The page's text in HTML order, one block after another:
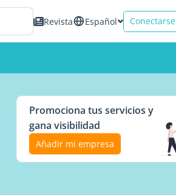
Revista Español Conectarse
Promociona tus servicios y
gana visibilidad
Añadir mi empresa